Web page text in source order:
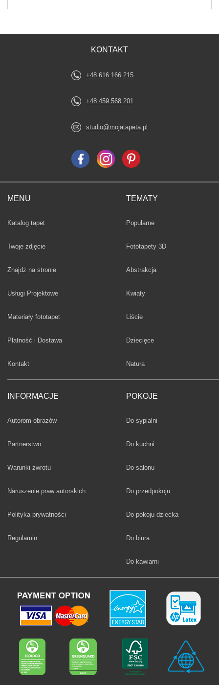
MENU
Katalog tapet
Twoje zdjęcie
Znajdż na stronie
Usługi Projektowe
Materiały fototapet
Płatność i Dostawa
Kontakt
INFORMACJE
Autorom obrazów
Partnerstwo
Warunki zwrotu
Naruszenie praw autorskich
Polityka prywatności
Regulamin
TEMATY
Fototapety
Popularne
Fototapety 3D
Fototapety
Abstrakcja
Fototapety
Kwiaty
Fototapety
Liście
Fototapety
Dziecięce
Fototapety
Natura
POKOJE
Fototapety
Do sypialni
Fototapety
Do kuchni
Fototapety
Do salonu
Fototapety
Do przedpokoju
Fototapety
Do pokoju dziecka
Fototapety
Do biura
Fototapety
Do kawiarni
KONTAKT
+48 616 166 215
+48 459 568 201
studio@mojatapeta.pl